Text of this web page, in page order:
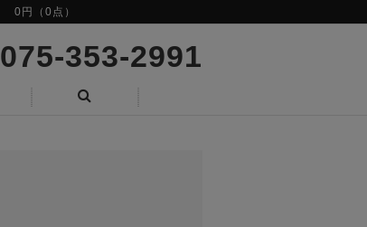
0円（0点）
075-353-2991